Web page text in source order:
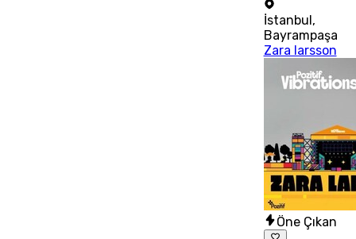
İstanbul,
Bayrampaşa
Zara larsson
Öne Çıkan